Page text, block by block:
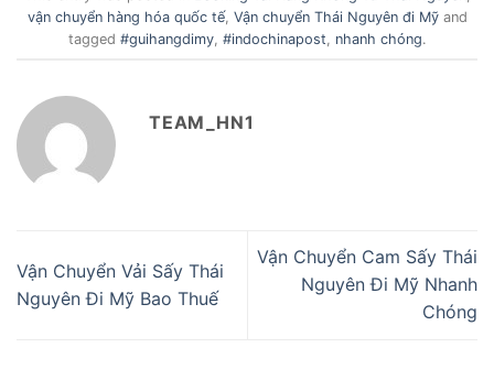
vận chuyển hàng hóa quốc tế, Vận chuyển Thái Nguyên đi Mỹand
tagged #guihangdimy, #indochinapost nhanh chóng.
TEAM_HN1
Vận Chuyển Vải Sấy Thái
Nguyên Đi Mỹ Bao Thuế
Vận Chuyển Cam Sấy Thái
Nguyên Đi Mỹ Nhanh
Chóng